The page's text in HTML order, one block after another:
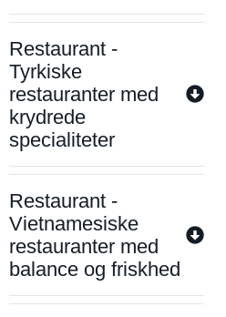
Restaurant -
Tyrkiske
restauranter med
krydrede
specialiteter
Restaurant -
Vietnamesiske
restauranter med
balance og friskhed